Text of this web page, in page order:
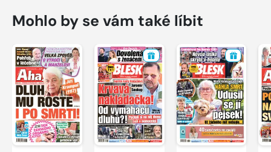
Mohlo by se vám také líbit